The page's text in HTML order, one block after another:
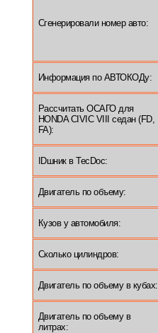
Сгенерировали номер авто:
Информация по АВТОКОДу:
Рассчитать ОСАГО для
HONDA CIVIC VIII седан (FD,
FA):
IDшник в TecDoc:
Двигатель по объему:
Кузов у автомобиля:
Сколько цилиндров:
Двигатель по объему в кубах:
Двигатель по объему в
литрах: